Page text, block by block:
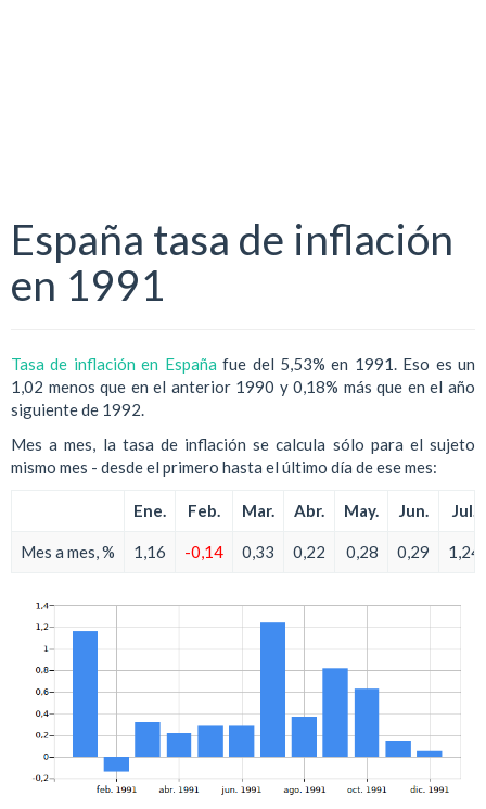
España tasa de inflación
en 1991
Tasa de inflación en España fue del 5,53% en 1991. Eso es un
1,02 menos que en el anterior 1990 y 0,18% más que en el año
siguiente de 1992.
Mes a mes, la tasa de inflación se calcula sólo para el sujeto
mismo mes - desde el primero hasta el último día de ese mes:
Ene. Feb. Mar. Abr. May. Jun. Jul.
Mes a mes, % 1,16 -0,14 0,33 0,22 0,28 0,29 1,24